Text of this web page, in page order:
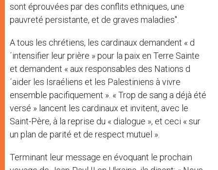
sont éprouvées par des conflits ethniques, une
pauvreté persistante, et de graves maladies".
A tous les chrétiens, les cardinaux demandent « d
´intensifier leur prière » pour la paix en Terre Sainte
et demandent « aux responsables des Nations d
´aider les Israéliens et les Palestiniens à vivre
ensemble pacifiquement ». « Trop de sang a déjà été
versé » lancent les cardinaux et invitent, avec le
Saint-Père, à la reprise du « dialogue », et ceci « sur
un plan de parité et de respect mutuel ».
Terminant leur message en évoquant le prochain